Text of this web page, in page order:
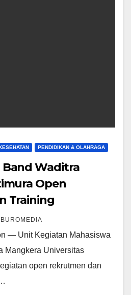
PENDIDIKAN & OLAHRAGA
Band Waditra
Open
Training
— Unit Kegiatan Mahasiswa
Mangkera Universitas
open rekrutmen dan